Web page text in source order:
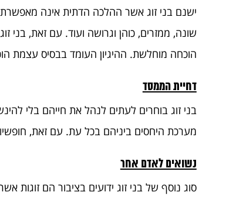
ישנם בני זוג אשר ההלכה הדתית אינה מאפשרת
שונה, ממזרים, כוהן וגרושה ועוד. עם זאת, בני
הוכחה מוחלשת. ההיגיון העומד בבסיס עצמת
דחיית הממסד
בני זוג בוחרים לעתים לנהל את חייהם בלי
מערכת היחסים ביניהם בכל עת. עם זאת,
נשואים לאדם אחר
סוג נוסף של בני זוג ידועים בציבור הם זוגות